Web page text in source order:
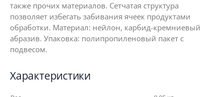
также прочих материалов. Сетчатая структура
позволяет избегать забивания ячеек продуктами
обработки. Материал: нейлон, карбид-кремниевый
абразив. Упаковка: полипропиленовый пакет с
подвесом.
Характеристики